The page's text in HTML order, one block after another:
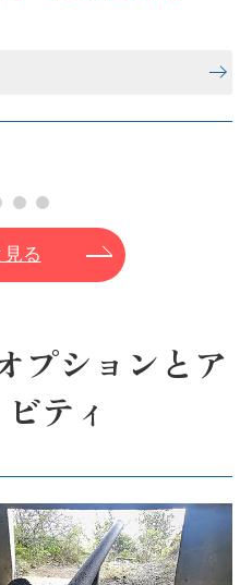
ます。
見る
プションとア
ティ